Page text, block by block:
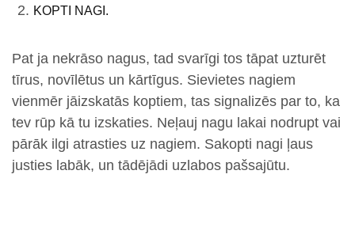
KOPTI NAGI.
Pat ja nekrāso nagus, tad svarīgi tos tāpat uzturēt
tīrus, novīlētus un kārtīgus. Sievietes nagiem
vienmēr jāizskatās koptiem, tas signalizēs par to, ka
tev rūp kā tu izskaties. Neļauj nagu lakai nodrupt vai
pārāk ilgi atrasties uz nagiem. Sakopti nagi ļaus
justies labāk, un tādējādi uzlabos pašsajūtu.